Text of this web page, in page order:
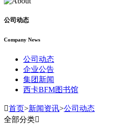
公司动态
Company News
公司动态
企业公告
集团新闻
西卡BFM图书馆
首页>新闻资讯>公司动态
全部分类